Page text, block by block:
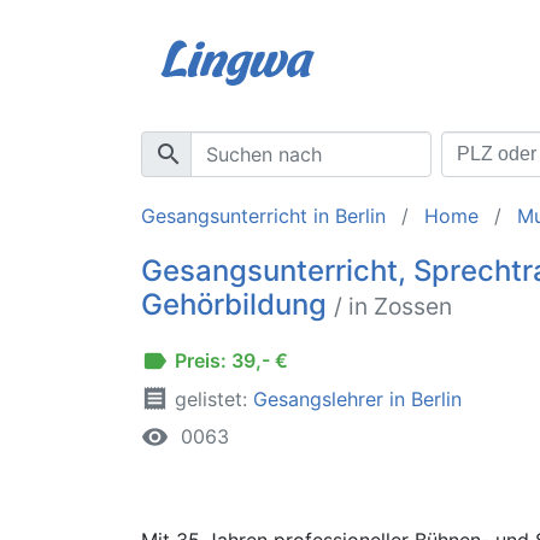
search
Gesangsunterricht in Berlin Home
Gesangsunterricht,
Gehörbildung / in Zossen
label Preis: 39,- €
receipt gelistet: Gesangslehrer in Berlin
remove_red_eye 0063